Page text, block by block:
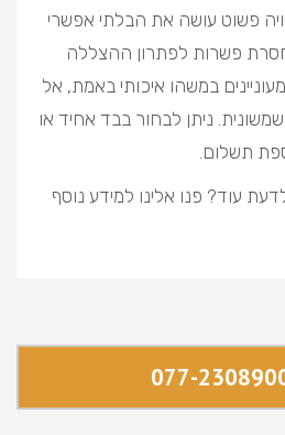
פשוט עושה את הבלתי אפשרי
פשרות לפתרון ההצללה
במשהו איכותי באמת, אל
ניתן לבחור בבד אחיד או
תשלום.
עוד? פנו אלינו למידע נוסף